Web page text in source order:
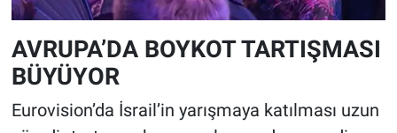
AVRUPA’DA BOYKOT TARTIŞMASI
BÜYÜYOR
Eurovision’da İsrail’in yarışmaya katılması uzun